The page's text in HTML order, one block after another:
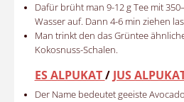
Dafür brüht man 9-12 g Tee mit
Wasser auf. Dann 4-6 min ziehen
Man trinkt den das Grüntee
Kokosnuss-Schalen.
ES ALPUKAT/ JUS
Der Name bedeutet geeiste